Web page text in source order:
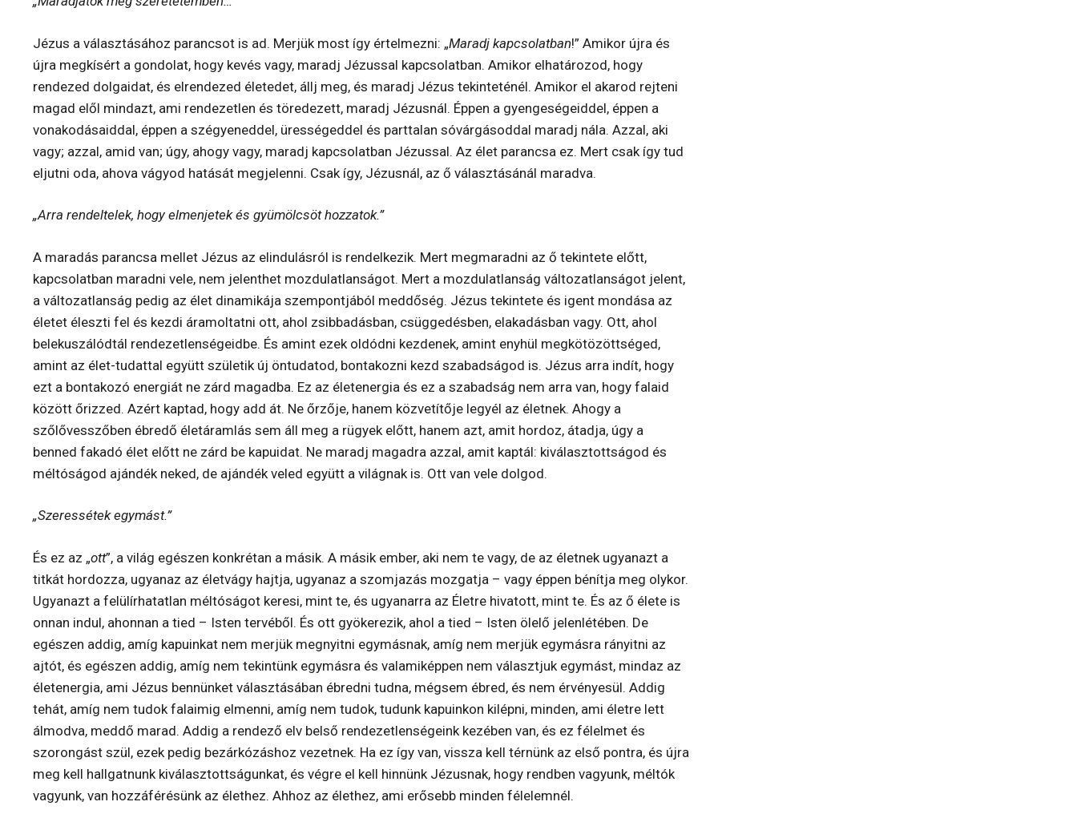
Jézus a választásához parancsot is ad. Merjük most így értelmezni: „Maradj kapcsolatban!” Amikor újra és
újra megkísért a gondolat, hogy kevés vagy, maradj Jézussal kapcsolatban. Amikor elhatározod, hogy
rendezed dolgaidat, és elrendezed életedet, állj meg, és maradj Jézus tekinteténél. Amikor el akarod rejteni
magad elől mindazt, ami rendezetlen és töredezett, maradj Jézusnál. Éppen a gyengeségeiddel, éppen a
vonakodásaiddal, éppen a szégyeneddel, ürességeddel és parttalan sóvárgásoddal maradj nála. Azzal, aki
vagy; azzal, amid van; úgy, ahogy vagy, maradj kapcsolatban Jézussal. Az élet parancsa ez. Mert csak így tud
eljutni oda, ahova vágyod hatását megjelenni. Csak így, Jézusnál, az ő választásánál maradva.
„Arra rendeltelek, hogy elmenjetek és gyümölcsöt hozzatok.”
A maradás parancsa mellet Jézus az elindulásról is rendelkezik. Mert megmaradni az ő tekintete előtt,
kapcsolatban maradni vele, nem jelenthet mozdulatlanságot. Mert a mozdulatlanság változatlanságot jelent,
a változatlanság pedig az élet dinamikája szempontjából meddőség. Jézus tekintete és igent mondása az
életet éleszti fel és kezdi áramoltatni ott, ahol zsibbadásban, csüggedésben, elakadásban vagy. Ott, ahol
belekuszálódtál rendezetlenségeidbe. És amint ezek oldódni kezdenek, amint enyhül megkötözöttséged,
amint az élet-tudattal együtt születik új öntudatod, bontakozni kezd szabadságod is. Jézus arra indít, hogy
ezt a bontakozó energiát ne zárd magadba. Ez az életenergia és ez a szabadság nem arra van, hogy falaid
között őrizzed. Azért kaptad, hogy add át. Ne őrzője, hanem közvetítője legyél az életnek. Ahogy a
szőlővesszőben ébredő életáramlás sem áll meg a rügyek előtt, hanem azt, amit hordoz, átadja, úgy a
benned fakadó élet előtt ne zárd be kapuidat. Ne maradj magadra azzal, amit kaptál: kiválasztottságod és
méltóságod ajándék neked, de ajándék veled együtt a világnak is. Ott van vele dolgod.
„Szeressétek egymást.”
És ez az „ott”, a világ egészen konkrétan a másik. A másik ember, aki nem te vagy, de az életnek ugyanazt a
titkát hordozza, ugyanaz az életvágy hajtja, ugyanaz a szomjazás mozgatja – vagy éppen bénítja meg olykor.
Ugyanazt a felülírhatatlan méltóságot keresi, mint te, és ugyanarra az Életre hivatott, mint te. És az ő élete is
onnan indul, ahonnan a tied – Isten tervéből. És ott gyökerezik, ahol a tied – Isten ölelő jelenlétében. De
egészen addig, amíg kapuinkat nem merjük megnyitni egymásnak, amíg nem merjük egymásra rányitni az
ajtót, és egészen addig, amíg nem tekintünk egymásra és valamiképpen nem választjuk egymást, mindaz az
életenergia, ami Jézus bennünket választásában ébredni tudna, mégsem ébred, és nem érvényesül. Addig
tehát, amíg nem tudok falaimig elmenni, amíg nem tudok, tudunk kapuinkon kilépni, minden, ami életre lett
álmodva, meddő marad. Addig a rendező elv belső rendezetlenségeink kezében van, és ez félelmet és
szorongást szül, ezek pedig bezárkózáshoz vezetnek. Ha ez így van, vissza kell térnünk az első pontra, és újra
meg kell hallgatnunk kiválasztottságunkat, és végre el kell hinnünk Jézusnak, hogy rendben vagyunk, méltók
vagyunk, van hozzáférésünk az élethez. Ahhoz az élethez, ami erősebb minden félelemnél.